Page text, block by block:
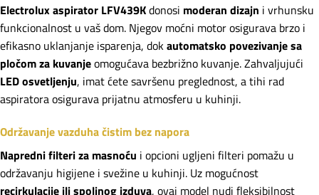
Electrolux aspirator LFV439Kdonosi moderan dizajn i vrhunsku
funkcionalnost u vaš dom. Njegov moćni motor osigurava brzo i
efikasno uklanjanje isparenja, dokautomatsko povezivanje sa
pločom za kuvanjeomogućava bezbrižno kuvanje. Zahvaljujući
LED osvetljenju, imat ćete savršenu preglednost, a tihi rad
aspiratora osigurava prijatnu atmosferu u kuhinji.
Održavanje vazduha čistim bez napora
Napredni filteri za masnoću i opcioni ugljeni filteri pomažu u
održavanju higijene i svežine u kuhinji. Uz mogućnost
recirkulacije ili spoljnog izduva, ovaj model nudi fleksibilnost